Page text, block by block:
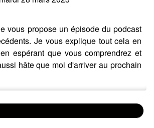
vous propose un épisode du podcast
Je vous explique tout cela en
espérant que vous comprendrez et
hâte que moi d'arriver au prochain
pas, si le podcast Amandla vous plaît,